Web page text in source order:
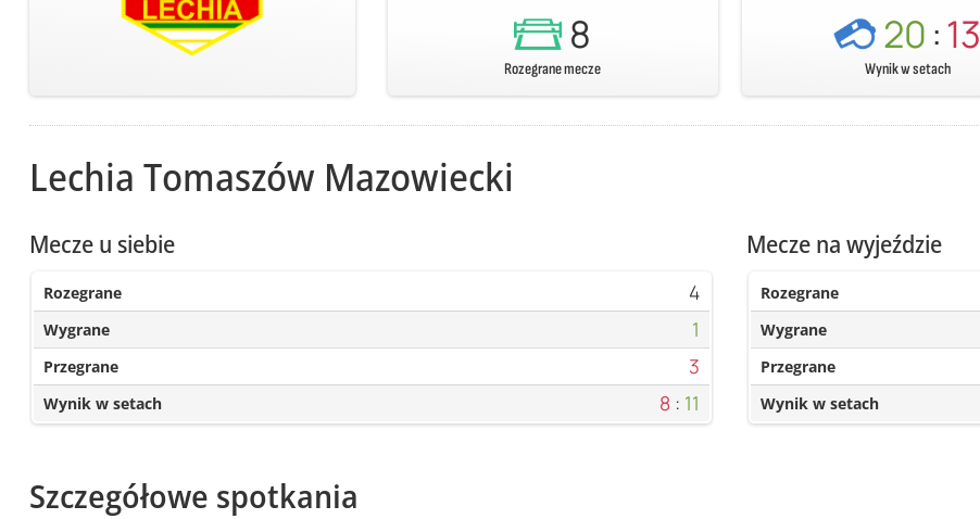
8
Rozegrane mecze
20:13
Wynik w setach
Lechia Tomaszów Mazowiecki
Mecze u siebie
Rozegrane 4
Wygrane 1
Przegrane 3
Wynik w setach 8 : 11
Mecze na wyjeździe
Rozegrane
Wygrane
Przegrane
Wynik w setach
Szczegółowe spotkania